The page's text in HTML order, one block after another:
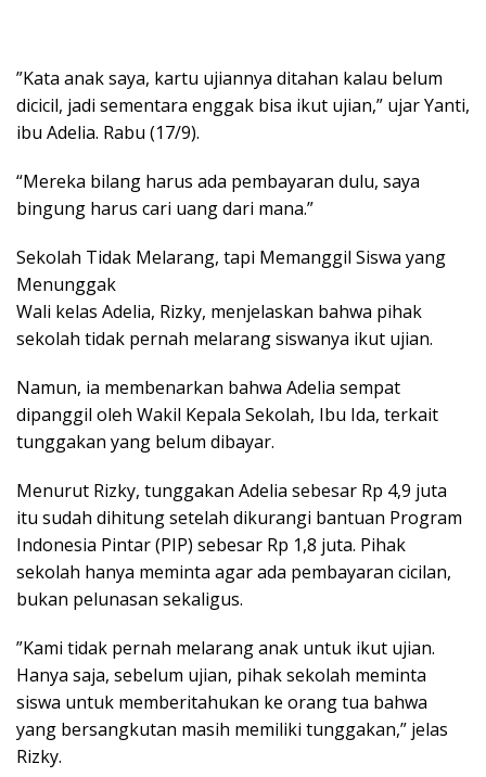
​”Kata anak saya, kartu ujiannya ditahan kalau belum
dicicil, jadi sementara enggak bisa ikut ujian,” ujar Yanti,
ibu Adelia. Rabu (17/9).
“Mereka bilang harus ada pembayaran dulu, saya
bingung harus cari uang dari mana.”
​Sekolah Tidak Melarang, tapi Memanggil Siswa yang
Menunggak
​Wali kelas Adelia, Rizky, menjelaskan bahwa pihak
sekolah tidak pernah melarang siswanya ikut ujian.
Namun, ia membenarkan bahwa Adelia sempat
dipanggil oleh Wakil Kepala Sekolah, Ibu Ida, terkait
tunggakan yang belum dibayar.
​Menurut Rizky, tunggakan Adelia sebesar Rp 4,9 juta
itu sudah dihitung setelah dikurangi bantuan Program
Indonesia Pintar (PIP) sebesar Rp 1,8 juta. Pihak
sekolah hanya meminta agar ada pembayaran cicilan,
bukan pelunasan sekaligus.
​”Kami tidak pernah melarang anak untuk ikut ujian.
Hanya saja, sebelum ujian, pihak sekolah meminta
siswa untuk memberitahukan ke orang tua bahwa
yang bersangkutan masih memiliki tunggakan,” jelas
Rizky.